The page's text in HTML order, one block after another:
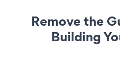
Remove the
Building